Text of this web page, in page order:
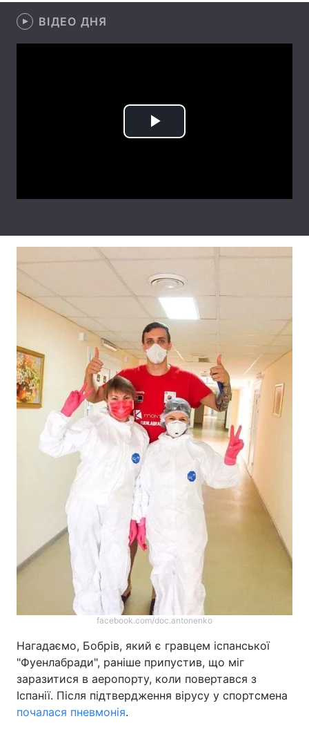
Здоров'я
Контакти
Тема оформлення
ВІДЕО ДНЯ
Play
facebook.com/doc.antonenko
Нагадаємо, Бобрів, який є гравцем іспанської
"Фуенлабради", раніше припустив, що міг
заразитися в аеропорту, коли повертався з
Іспанії. Після підтвердження вірусу у спортсмена
почалася пневмонія.